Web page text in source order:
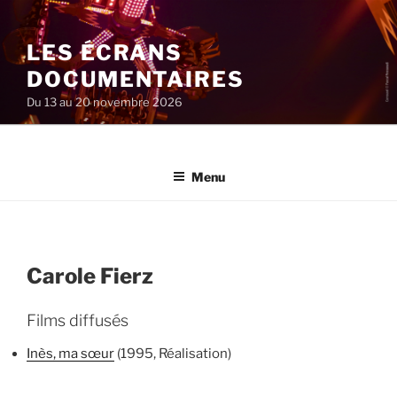
au
contenu
principal
LES ÉCRANS
DOCUMENTAIRES
Du 13 au 20 novembre 2026
Menu
Carole Fierz
Films diffusés
Inès, ma sœur (1995, Réalisation)